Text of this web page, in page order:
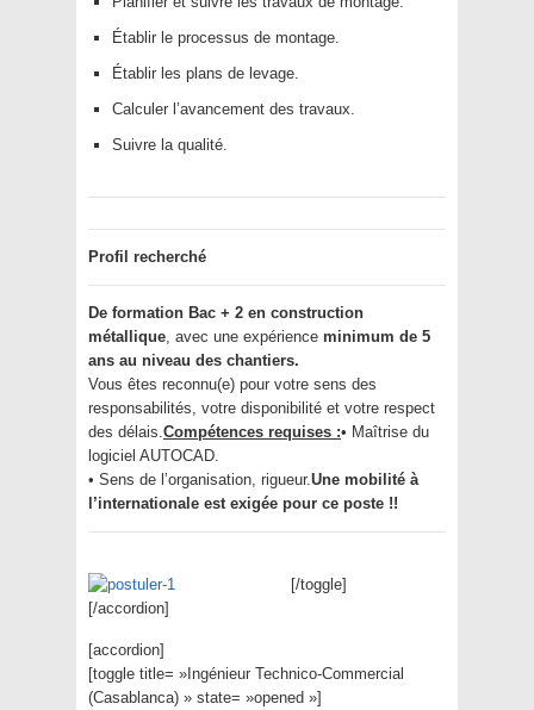
Établir le processus de montage.
Établir les plans de levage.
Calculer l’avancement des travaux.
Suivre la qualité.
Profil recherché
De formation Bac + 2 en construction
métallique, avec une expérience minimum de 5
ans au niveau des chantiers.
Vous êtes reconnu(e) pour votre sens des
responsabilités, votre disponibilité et votre respect
des délais.Compétences requises :• Maîtrise du
logiciel AUTOCAD.
• Sens de l’organisation, rigueur.Une mobilité à
l’internationale est exigée pour ce poste !!
[/toggle]
[/accordion]
[accordion]
[toggle title= »Ingénieur Technico-Commercial
(Casablanca) » state= »opened »]